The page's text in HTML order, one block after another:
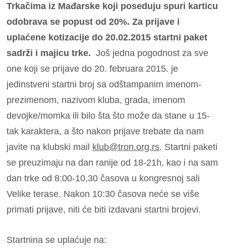
Trkačima iz Mađarske koji poseduju spuri karticu
odobrava se popust od 20%. Za prijave i
uplaćene kotizacije do 20.02.2015 startni paket
sadrži i majicu trke.Još jedna pogodnost za sve
one koji se prijave do 20. februara 2015. je
jedinstveni startni broj sa odštampanim imenom-
prezimenom, nazivom kluba, grada, imenom
devojke/momka ili bilo šta što može da stane u 15-
tak karaktera, a što nakon prijave trebate da nam
javite na klubski mail klub@tron.org.rs. Startni paketi
se preuzimaju na dan ranije od 18-21h, kao i na sam
dan trke od 8:00-10,30 časova u kongresnoj sali
Velike terase. Nakon 10:30 časova neće se više
primati prijave, niti će biti izdavani startni brojevi.
Startnina se uplaćuje na: